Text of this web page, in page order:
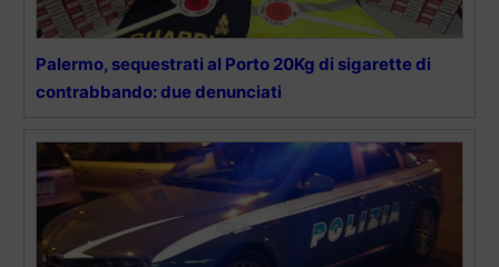
Palermo, sequestrati al Porto 20Kg di sigarette di
contrabbando: due denunciati